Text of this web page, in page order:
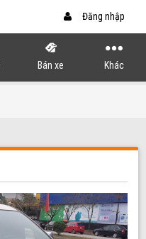
Đăng nhập
Bán xe Khác